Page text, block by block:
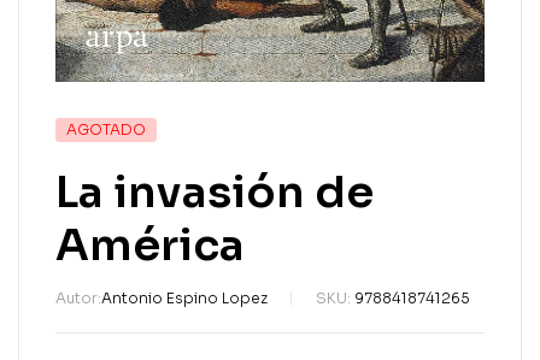
AGOTADO
La invasión de
América
Autor:Antonio Espino Lopez SKU: 9788418741265